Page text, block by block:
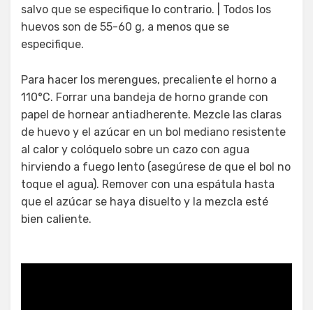
salvo que se especifique lo contrario. | Todos los
huevos son de 55-60 g, a menos que se
especifique.
Para hacer los merengues, precaliente el horno a
110°C. Forrar una bandeja de horno grande con
papel de hornear antiadherente. Mezcle las claras
de huevo y el azúcar en un bol mediano resistente
al calor y colóquelo sobre un cazo con agua
hirviendo a fuego lento (asegúrese de que el bol no
toque el agua). Remover con una espátula hasta
que el azúcar se haya disuelto y la mezcla esté
bien caliente.